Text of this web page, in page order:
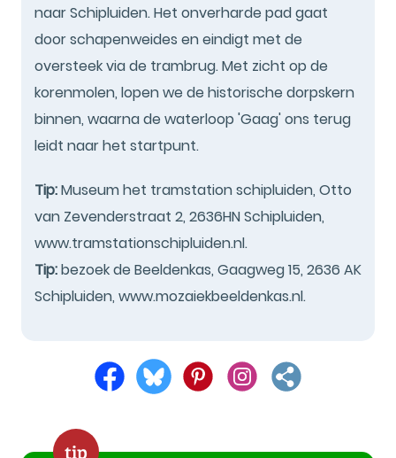
naar Schipluiden. Het onverharde pad gaat
door schapenweides en eindigt met de
oversteek via de trambrug. Met zicht op de
korenmolen, lopen we de historische dorpskern
binnen, waarna de waterloop 'Gaag' ons terug
leidt naar het startpunt.
Tip:Museum het tramstation schipluiden, Otto
van Zevenderstraat 2, 2636HN Schipluiden,
www.tramstationschipluiden.nl.
Tip:bezoek de Beeldenkas, Gaagweg 15, 2636 AK
Schipluiden, www.mozaiekbeeldenkas.nl.
tip